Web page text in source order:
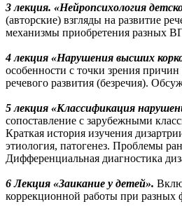
3 лекция. «Нейропсихология
(авторские) взгляды на развитие
механизмы приобретения разных
4 лекция «Нарушения высших
особенности с точки зрения
речевого развития (безречия).
5 лекция «Классификация
сопоставление с зарубежными
Краткая история изучения
этиология, патогенез. Проблемы
Дифференциальная диагностика
6 Лекция «Заикание у детей».
коррекционной работы при разных